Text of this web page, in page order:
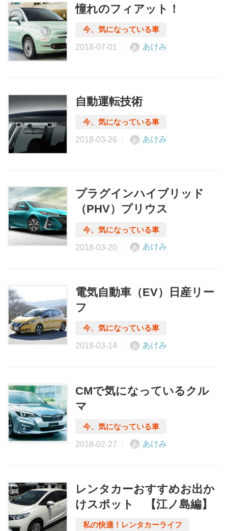
憧れのフィアット！
あ あけみ
自動運転技術
あ あけみ
プラグインハイブリッド
（PHV）プリウス
あ あけみ
電気自動車（EV）日産リー
フ
あ あけみ
CMで気になっているクル
マ
あ あけみ
レンタカーおすすめお出か
けスポット 【江ノ島編】